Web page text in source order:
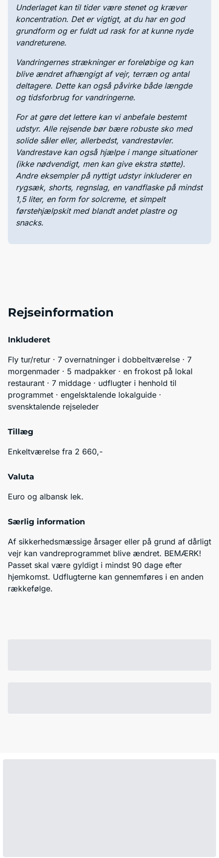
Underlaget kan til tider være stenet og kræver
koncentration. Det er vigtigt, at du har en god
grundform og er fuldt ud rask for at kunne nyde
vandreturene.
Vandringernes strækninger er foreløbige og kan
blive ændret afhængigt af vejr, terræn og antal
deltagere. Dette kan også påvirke både længde
og tidsforbrug for vandringerne.
For at gøre det lettere kan vi anbefale bestemt
udstyr. Alle rejsende bør bære robuste sko med
solide såler eller, allerbedst, vandrestøvler.
Vandrestave kan også hjælpe i mange situationer
(ikke nødvendigt, men kan give ekstra støtte).
Andre eksempler på nyttigt udstyr inkluderer en
rygsæk, shorts, regnslag, en vandflaske på mindst
1,5 liter, en form for solcreme, et simpelt
førstehjælpskit med blandt andet plastre og
snacks.
Rejseinformation
Inkluderet
Fly tur/retur · 7 overnatninger i dobbeltværelse · 7
morgenmader · 5 madpakker · en frokost på lokal
restaurant · 7 middage · udflugter i henhold til
programmet · engelsktalende lokalguide ·
svensktalende rejseleder
Tillæg
Enkeltværelse fra 2 660,-
Valuta
Euro og albansk lek.
Særlig information
Af sikkerhedsmæssige årsager eller på grund af dårligt
vejr kan vandreprogrammet blive ændret. BEMÆRK!
Passet skal være gyldigt i mindst 90 dage efter
hjemkomst. Udflugterne kan gennemføres i en anden
rækkefølge.